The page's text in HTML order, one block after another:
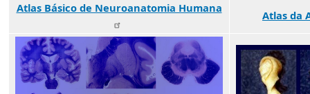
Atlas Básico de Neuroanatomia Humana
Atlas da